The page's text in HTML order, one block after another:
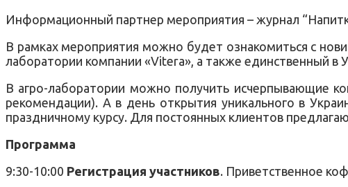
Информационный партнер мероприятия – журнал
В рамках мероприятия можно будет ознакомиться с
лаборатории компании «Vitera», а также единственный в
В агро-лаборатории можно получить исчерпывающие
рекомендации). А в день открытия уникального в
праздничному курсу. Для постоянных клиентов
Программа
9:30-10:00 Регистрация участников. Приветственное